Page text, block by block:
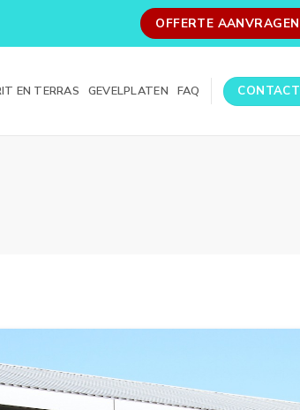
OFFERTE AANVRAGEN
EN TERRAS GEVELPLATEN FAQ CONTACT